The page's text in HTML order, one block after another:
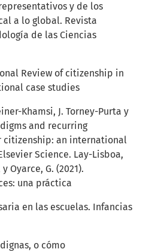
y de los
a lo global. Revista
de las Ciencias
Review of citizenship in
case studies
Khamsi, J. Torney-Purta y
and recurring
citizenship: an international
Science. Lay-Lisboa,
Oyarce, G. (2021).
una práctica
en las escuelas. Infancias
o cómo